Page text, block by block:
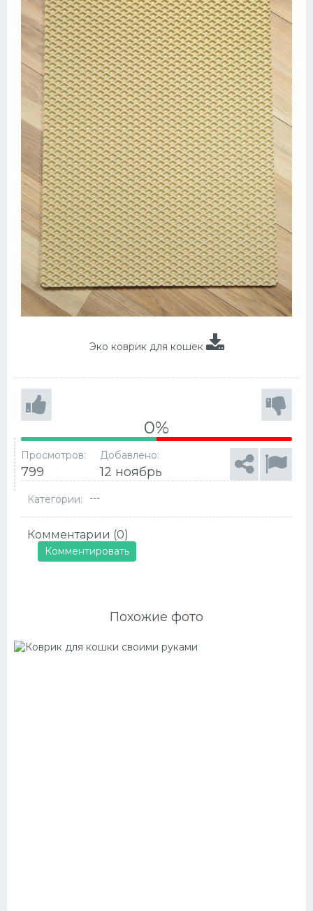
Эко коврик для кошек
0%
Просмотров:
799
Добавлено:
12 ноябрь
Категории: ---
Комментарии (0)
Комментировать
Похожие фото